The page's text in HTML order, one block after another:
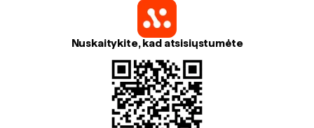
Nuskaitykite, kad atsisiųstumėte